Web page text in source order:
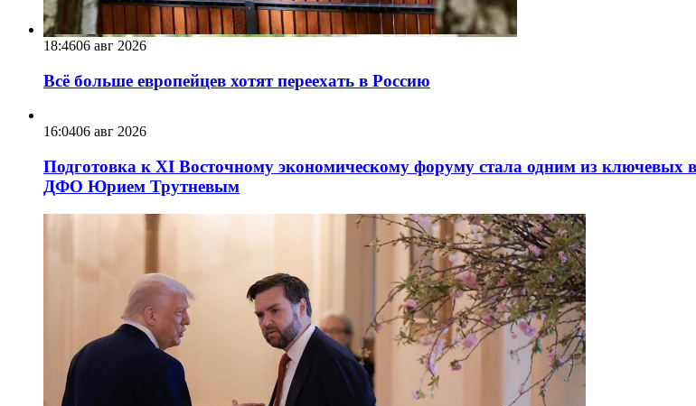
18:4606 авг 2026
Всё больше европейцев хотят переехать в Россию
16:0406 авг 2026
Подготовка к XI Восточному экономическому форуму стала одним из ключевых
ДФО Юрием Трутневым